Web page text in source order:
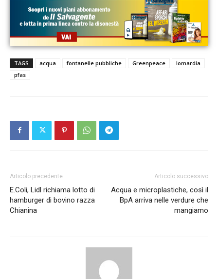
TAGS acqua fontanelle pubbliche Greenpeace
lomardia
pfas
Articolo precedente
E.Coli, Lidl richiama lotto di
hamburger di bovino razza
Chianina
Articolo successivo
Acqua e microplastiche, così il
BpA arriva nelle verdure che
mangiamo